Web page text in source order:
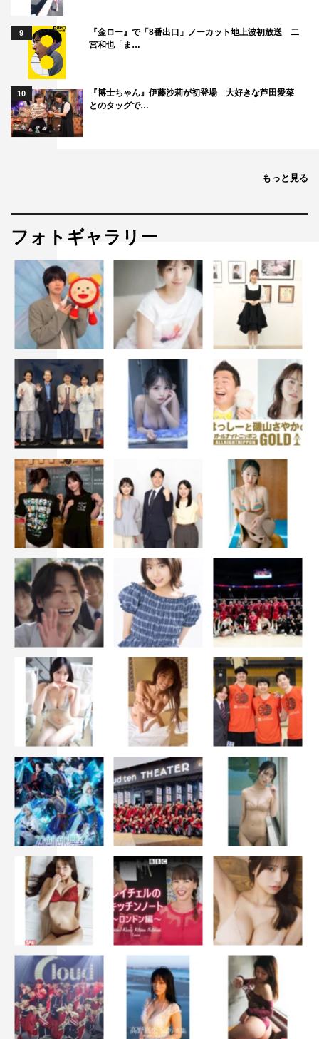
9
『金ロー』で「8番出口」ノーカット地上波初放送 二
宮和也「ま…
10
『博士ちゃん』伊藤沙莉が初登場 大好きな芦田愛菜
とのタッグで…
もっと見る
フォトギャラリー